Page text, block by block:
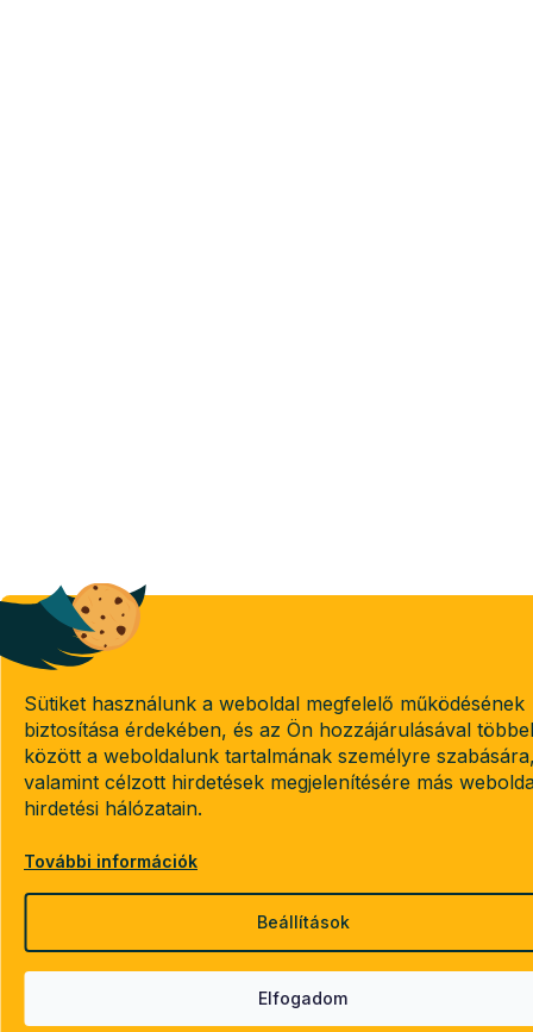
Sütiket használunk a weboldal megfelelő működésének
biztosítása érdekében, és az Ön hozzájárulásával
között a weboldalunk tartalmának személyre
valamint célzott hirdetések megjelenítésére más
hirdetési hálózatain.
További információk
Beállítások
Elfogadom